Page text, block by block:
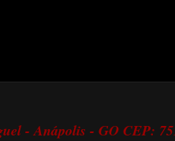
- Anápolis - GO CEP: